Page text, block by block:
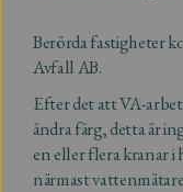
Berörda fastigheter
Avfall AB.
Efter det att VA-
ändra färg, detta är
en eller flera kranar i
närmast